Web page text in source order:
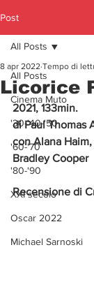
Post
All Posts
Cinema Muto
'30-'40-'50
'60-'70
'80-'90
XXI secolo
Oscar 2022
Michael Sarnoski
All Posts
Licorice
8 apr 2022 Tempo di
2021, 133min.
di Paul Thomas
con Alana
Bradley Cooper
Recensione di